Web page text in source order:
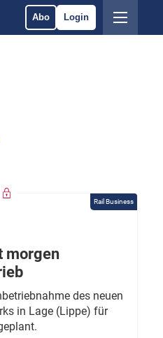
Abo Login
Rail Business
morgen
des neuen
in Lage (Lippe) für